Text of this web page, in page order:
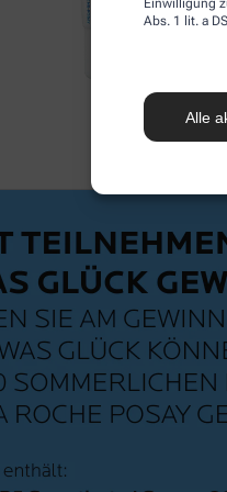
Einwilligung
Abs. 1 lit. a
Alle